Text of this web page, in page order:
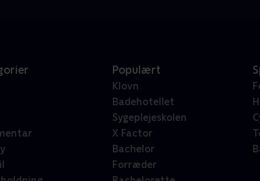
Populært
Klovn
Badehotellet
Sygeplejeskolen
X Factor
Bachelor
Forræder